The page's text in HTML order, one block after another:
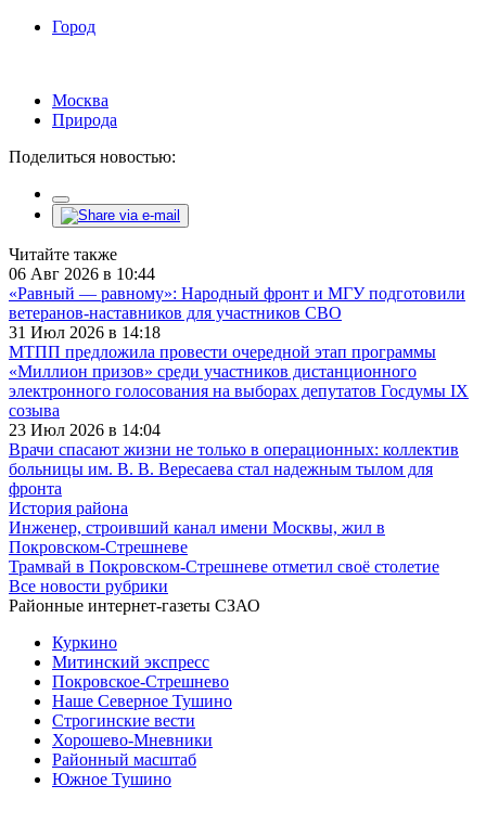
Город
Москва
Природа
Поделиться новостью:
Читайте также
06 Авг 2026 в 10:44
«Равный — равному»: Народный фронт и МГУ подготовили
ветеранов-наставников для участников СВО
31 Июл 2026 в 14:18
МТПП предложила провести очередной этап программы
«Миллион призов» среди участников дистанционного
электронного голосования на выборах депутатов Госдумы IX
созыва
23 Июл 2026 в 14:04
Врачи спасают жизни не только в операционных: коллектив
больницы им. В. В. Вересаева стал надежным тылом для
фронта
История района
Инженер, строивший канал имени Москвы, жил в
Покровском-Стрешневе
Трамвай в Покровском-Стрешневе отметил своё столетие
Все новости рубрики
Районные интернет-газеты СЗАО
Куркино
Митинский экспресс
Покровское-Стрешнево
Наше Северное Тушино
Строгинские вести
Хорошево-Мневники
Районный масштаб
Южное Тушино